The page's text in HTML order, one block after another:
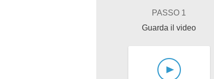
PASSO 1
Guarda il video